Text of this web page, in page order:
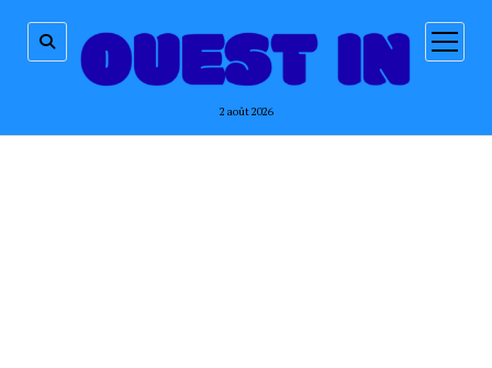
2 août 2026
ouvrir
menu